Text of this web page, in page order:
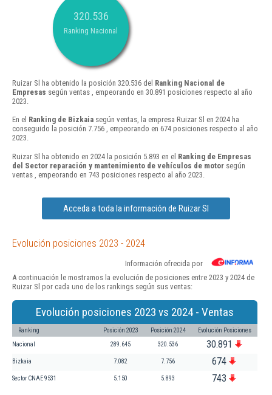
320.536
Ranking Nacional
Ruizar Sl ha obtenido la posición 320.536 del Ranking Nacional de
Empresas según ventas , empeorando en 30.891 posiciones respecto al año
2023.
En el Ranking de Bizkaia según ventas, la empresa Ruizar Sl en 2024 ha
conseguido la posición 7.756 , empeorando en 674 posiciones respecto al año
2023.
Ruizar Sl ha obtenido en 2024 la posición 5.893 en el Ranking de Empresas
del Sector reparación y mantenimiento de vehículos de motor según
ventas , empeorando en 743 posiciones respecto al año 2023.
Acceda a toda la información de Ruizar Sl
Evolución posiciones 2023 - 2024
Información ofrecida por
A continuación le mostramos la evolución de posiciones entre 2023 y 2024 de
Ruizar Sl por cada uno de los rankings según sus ventas:
Evolución posiciones 2023 vs 2024 - Ventas
Ranking Posición 2023 Posición 2024 Evolución Posiciones
Nacional 289.645 320.536 30.891
Bizkaia 7.082 7.756 674
Sector CNAE 9531 5.150 5.893 743